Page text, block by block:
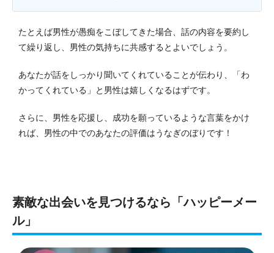
たとえば男性が愚痴をこぼしてきた場合、話の内容を要約し
て繰り返し、男性の気持ちに共感するとよいでしょう。
あなたが話をしっかり聞いてくれていることが伝わり、「わ
かってくれている」と男性は嬉しくなるはずです。
さらに、男性を応援し、成功を願っているような言葉をかけ
れば、男性の中でのあなたの評価はうなぎのぼりです！
素敵な出会いを見つけるなら「ハッピーメー
ル」